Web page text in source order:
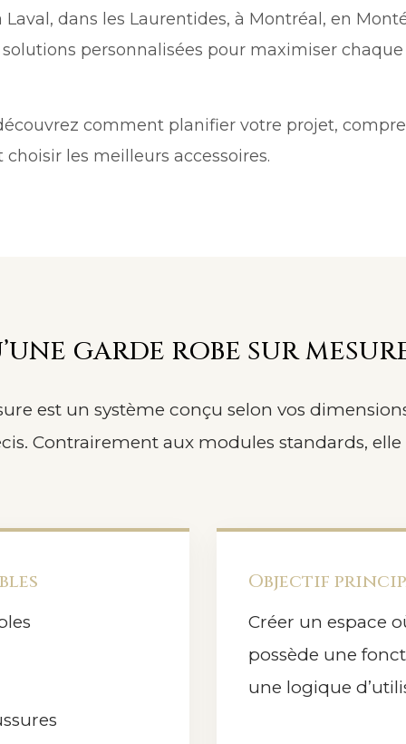
dans les Laurentides, à Montréal, en
personnalisées pour maximiser
comment planifier votre projet,
les meilleurs accessoires.
GARDE ROBE SUR
est un système conçu selon vos
Contrairement aux modules standards,
Objectif
Créer un espace
possède une
une logique